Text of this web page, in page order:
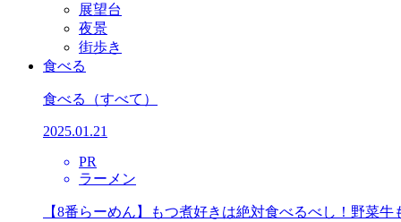
展望台
夜景
街歩き
食べる
食べる （すべて）
2025.01.21
PR
ラーメン
【8番らーめん】もつ煮好きは絶対食べるべし！野菜